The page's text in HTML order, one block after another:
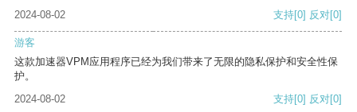
2024-08-02 支持[0] 反对[0]
游客
这款加速器VPM应用程序已经为我们带来了无限的隐私保护和安全性保
护。
2024-08-02
支持[0] 反对[0]